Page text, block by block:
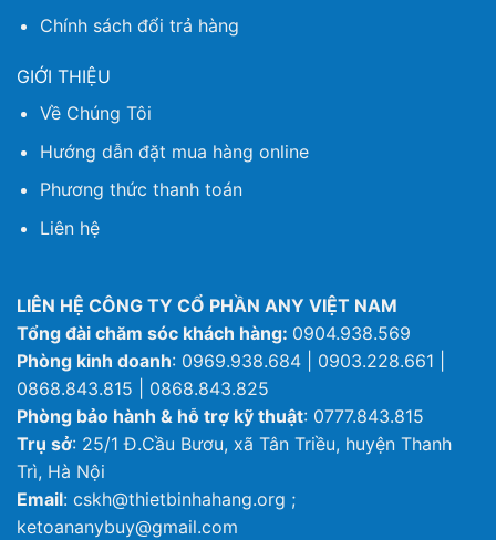
Chính sách đổi trả hàng
GIỚI THIỆU
Về Chúng Tôi
Hướng dẫn đặt mua hàng online
Phương thức thanh toán
Liên hệ
LIÊN HỆ CÔNG TY CỔ PHẦN ANY VIỆT NAM
Tổng đài chăm sóc khách hàng: 0904.938.569
Phòng kinh doanh: 0969.938.684 | 0903.228.661 |
0868.843.815 | 0868.843.825
Phòng bảo hành & hỗ trợ kỹ thuật: 0777.843.815
Trụ sở: 25/1 Đ.Cầu Bươu, xã Tân Triều, huyện Thanh
Trì, Hà Nội
Email: cskh@thietbinhahang.org ;
ketoananybuy@gmail.com